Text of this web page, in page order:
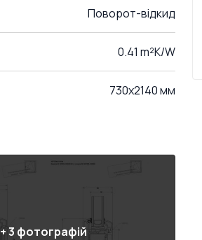
Поворот-відкид
0.41 m²K/W
730x2140 мм
+3 фотографій